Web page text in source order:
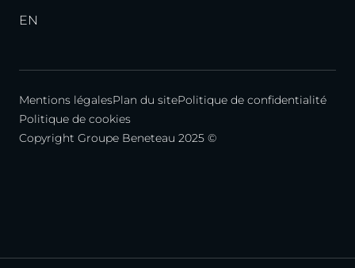
EN
Mentions légalesPlan du sitePolitique de confidentialité
Politique de cookies
Copyright Groupe Beneteau 2025 ©